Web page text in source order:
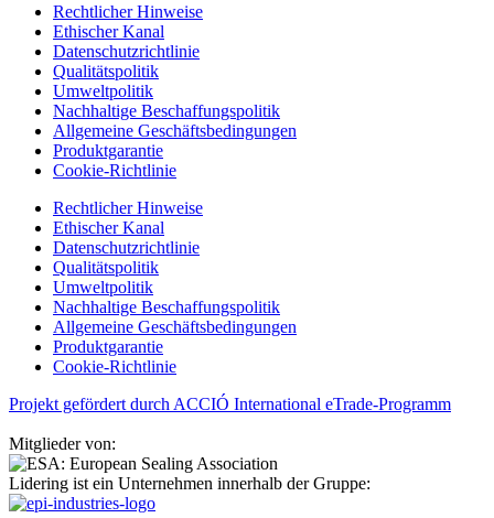
Rechtlicher Hinweise
Ethischer Kanal
Datenschutzrichtlinie
Qualitätspolitik
Umweltpolitik
Nachhaltige Beschaffungspolitik
Allgemeine Geschäftsbedingungen
Produktgarantie
Cookie-Richtlinie
Rechtlicher Hinweise
Ethischer Kanal
Datenschutzrichtlinie
Qualitätspolitik
Umweltpolitik
Nachhaltige Beschaffungspolitik
Allgemeine Geschäftsbedingungen
Produktgarantie
Cookie-Richtlinie
Projekt gefördert durch ACCIÓ International eTrade-Programm
Mitglieder von:
Lidering ist ein Unternehmen innerhalb der Gruppe: